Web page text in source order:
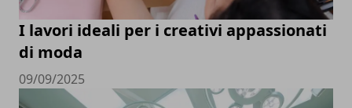
I lavori ideali per i creativi appassionati
di moda
09/09/2025